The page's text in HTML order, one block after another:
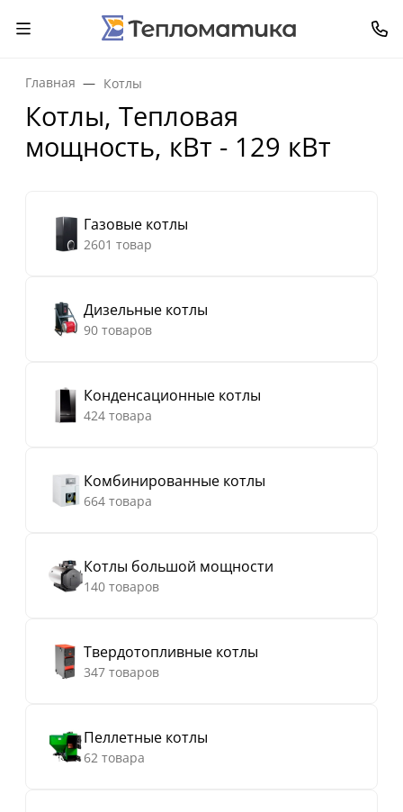
Главная Котлы
Котлы, Тепловая
мощность, кВт - 129 кВт
Газовые котлы
2601 товар
Дизельные котлы
90 товаров
Конденсационные котлы
424 товара
Комбинированные котлы
664 товара
Котлы большой мощности
140 товаров
Твердотопливные котлы
347 товаров
Пеллетные котлы
62 товара